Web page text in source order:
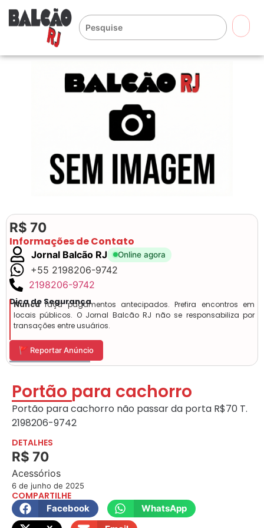
R$ 70
Informações de Contato
Jornal Balcão RJ Online agora
+55 2198206-9742
2198206-9742
Dica de Segurança
Nuncafaça pagamentos antecipados. Prefira encontros em
locais públicos. O Jornal Balcão RJ não se responsabiliza por
transações entre usuários.
🚩 Reportar Anúncio
Portão para cachorro
Portão para cachorro não passar da porta R$70 T.
2198206-9742
DETALHES
R$ 70
Acessórios
6 de junho de 2025
COMPARTILHE
Facebook
WhatsApp